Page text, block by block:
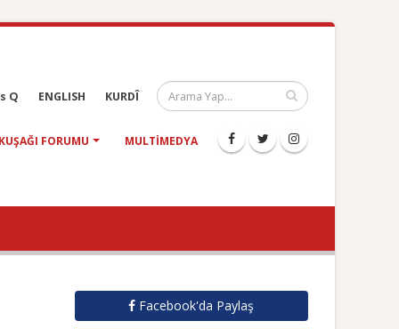
Q ENGLISH KURDÎ
FORUMU MULTIMEDYA
Facebook'da Paylaş